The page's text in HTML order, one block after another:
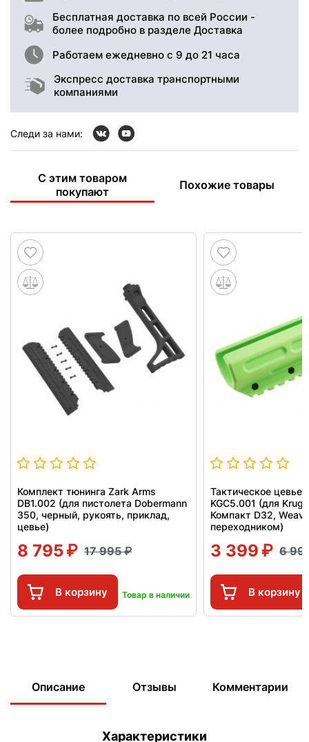
Бесплатная доставка по всей России -
более подробно в разделе Доставка
Работаем ежедневно с 9 до 21 часа
Экспресс доставка транспортными
компаниями
Следи за нами:
С этим товаром
покупают
Похожие товары
Комплект тюнинга Zark Arms
DB1.002 (для пистолета Dobermann
350, черный, рукоять, приклад,
цевье)
8 795 17 995
В корзину Товар в наличии
Тактическое цевье
KGC5.001 (для
Компакт D32,
переходником)
3 399 6
В корзину
Описание Отзывы Комментарии
Характеристики